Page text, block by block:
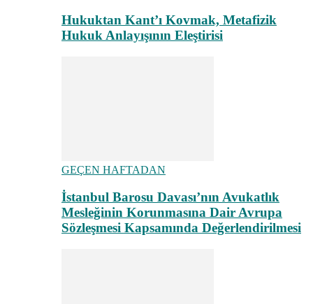
Hukuktan Kant’ı Kovmak, Metafizik
Hukuk Anlayışının Eleştirisi
GEÇEN HAFTADAN
İstanbul Barosu Davası’nın Avukatlık
Mesleğinin Korunmasına Dair Avrupa
Sözleşmesi Kapsamında Değerlendirilmesi